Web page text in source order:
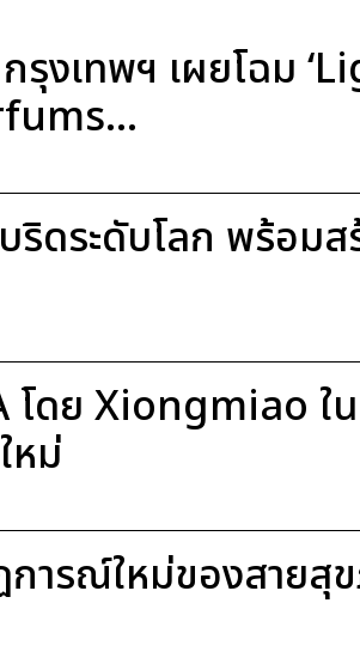
รุงเทพฯ เผยโฉม
ริดระดับโลก พร้อม
โดย Xiongmiao ใ
หม่
รณ์ใหม่ของสายสุข